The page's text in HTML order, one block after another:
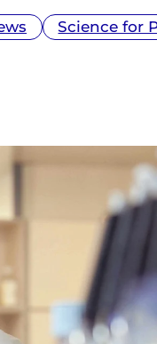
Science for